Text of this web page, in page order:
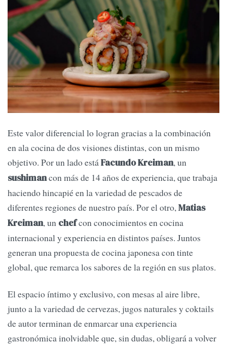
Este valor diferencial lo logran gracias a la combinación
en ala cocina de dos visiones distintas, con un mismo
objetivo. Por un lado está Facundo Kreiman, un
sushimancon más de 14 años de experiencia, que trabaja
haciendo hincapié en la variedad de pescados de
diferentes regiones de nuestro país. Por el otro, Matias
Kreiman, un chefcon conocimientos en cocina
internacional y experiencia en distintos países. Juntos
generan una propuesta de cocina japonesa con tinte
global, que remarca los sabores de la región en sus platos.
El espacio íntimo y exclusivo, con mesas al aire libre,
junto a la variedad de cervezas, jugos naturales y coktails
de autor terminan de enmarcar una experiencia
gastronómica inolvidable que, sin dudas, obligará a volver